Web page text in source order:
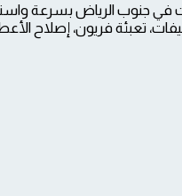
في جنوب الرياض بسرعة
تعبئة فريون، إصلاح